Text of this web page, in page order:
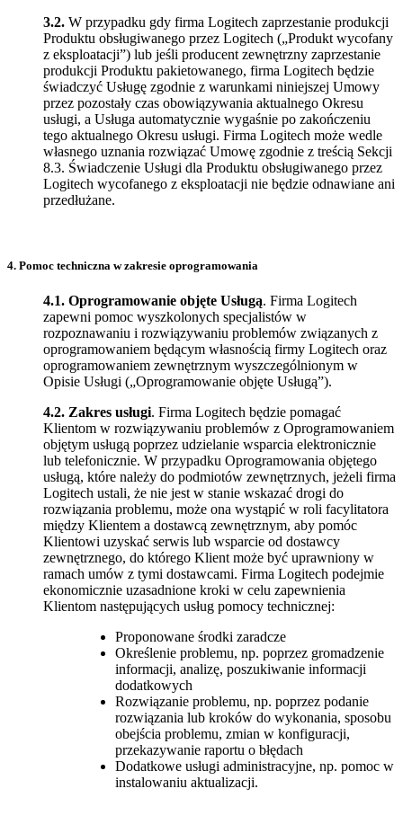
3.2. W przypadku gdy firma Logitech zaprzestanie produkcji
Produktu obsługiwanego przez Logitech („Produkt wycofany
z eksploatacji”) lub jeśli producent zewnętrzny zaprzestanie
produkcji Produktu pakietowanego, firma Logitech będzie
świadczyć Usługę zgodnie z warunkami niniejszej Umowy
przez pozostały czas obowiązywania aktualnego Okresu
usługi, a Usługa automatycznie wygaśnie po zakończeniu
tego aktualnego Okresu usługi. Firma Logitech może wedle
własnego uznania rozwiązać Umowę zgodnie z treścią Sekcji
8.3. Świadczenie Usługi dla Produktu obsługiwanego przez
Logitech wycofanego z eksploatacji nie będzie odnawiane ani
przedłużane.
4. Pomoc techniczna w zakresie oprogramowania
4.1. Oprogramowanie objęte Usługą. Firma Logitech
zapewni pomoc wyszkolonych specjalistów w
rozpoznawaniu i rozwiązywaniu problemów związanych z
oprogramowaniem będącym własnością firmy Logitech oraz
oprogramowaniem zewnętrznym wyszczególnionym w
Opisie Usługi („Oprogramowanie objęte Usługą”).
4.2. Zakres usługi. Firma Logitech będzie pomagać
Klientom w rozwiązywaniu problemów z Oprogramowaniem
objętym usługą poprzez udzielanie wsparcia elektronicznie
lub telefonicznie. W przypadku Oprogramowania objętego
usługą, które należy do podmiotów zewnętrznych, jeżeli firma
Logitech ustali, że nie jest w stanie wskazać drogi do
rozwiązania problemu, może ona wystąpić w roli facylitatora
między Klientem a dostawcą zewnętrznym, aby pomóc
Klientowi uzyskać serwis lub wsparcie od dostawcy
zewnętrznego, do którego Klient może być uprawniony w
ramach umów z tymi dostawcami. Firma Logitech podejmie
ekonomicznie uzasadnione kroki w celu zapewnienia
Klientom następujących usług pomocy technicznej:
Proponowane środki zaradcze
Określenie problemu, np. poprzez gromadzenie
informacji, analizę, poszukiwanie informacji
dodatkowych
Rozwiązanie problemu, np. poprzez podanie
rozwiązania lub kroków do wykonania, sposobu
obejścia problemu, zmian w konfiguracji,
przekazywanie raportu o błędach
Dodatkowe usługi administracyjne, np. pomoc w
instalowaniu aktualizacji.